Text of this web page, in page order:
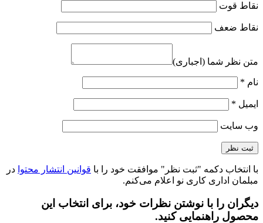
نقاط قوت
نقاط ضعف
متن نظر شما (اجباری)
نام *
ایمیل *
وب‌ سایت
با انتخاب دکمه "ثبت نظر" موافقت خود را با قوانین انتشار محتوا در
مبلمان اداری کاری نو اعلام می‌کنم.
دیگران را با نوشتن نظرات خود، برای انتخاب این
محصول راهنمایی کنید.